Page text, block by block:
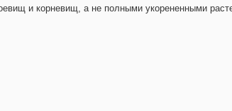
и корневищ, а не полными укорененными